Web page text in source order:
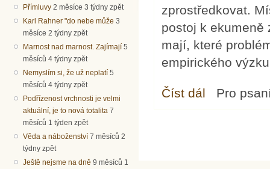
Přímluvy 2 měsíce 3 týdny zpět
Karl Rahner "do nebe může 3
měsíce 2 týdny zpět
Marnost nad marnost. Zajímají 5
měsíců 4 týdny zpět
Nemyslím si, že už neplatí 5
měsíců 4 týdny zpět
Podřízenost vrchnosti je velmi
aktuální, je to nová totalita 7
měsíců 1 týden zpět
Věda a náboženství 7 měsíců 2
týdny zpět
Ještě nejsme na dně 9 měsíců 1
zprostředkovat.
postoj k ekumeně
mají, které
empirického
Číst dál Mládež a ekumena
Pro